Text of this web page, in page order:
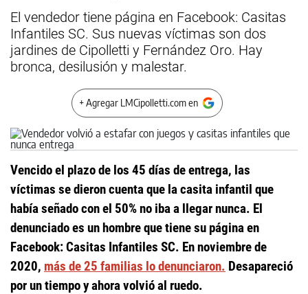
El vendedor tiene página en Facebook: Casitas
Infantiles SC. Sus nuevas víctimas son dos
jardines de Cipolletti y Fernández Oro. Hay
bronca, desilusión y malestar.
+ Agregar LMCipolletti.com en
Vencido el plazo de los 45 días de entrega, las
víctimas se dieron cuenta que la casita infantil que
había señado con el 50% no iba a llegar nunca. El
denunciado es un hombre que tiene su página en
Facebook: Casitas Infantiles SC. En noviembre de
2020, más de 25 familias lo denunciaron. Desapareció
por un tiempo y ahora volvió al ruedo.